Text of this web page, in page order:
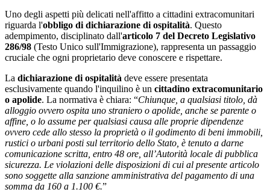
Uno degli aspetti più delicati nell'affitto a cittadini extracomunitari
riguarda l'obbligo di dichiarazione di ospitalità. Questo
adempimento, disciplinato dall'articolo 7 del Decreto Legislativo
286/98 (Testo Unico sull'Immigrazione), rappresenta un passaggio
cruciale che ogni proprietario deve conoscere e rispettare.
La dichiarazione di ospitalità deve essere presentata
esclusivamente quando l'inquilino è un cittadino extracomunitario
o apolide. La normativa è chiara: “Chiunque, a qualsiasi titolo, dà
alloggio ovvero ospita uno straniero o apolide, anche se parente o
affine, o lo assume per qualsiasi causa alle proprie dipendenze
ovvero cede allo stesso la proprietà o il godimento di beni immobili,
rustici o urbani posti sul territorio dello Stato, è tenuto a darne
comunicazione scritta, entro 48 ore, all’Autorità locale di pubblica
sicurezza. Le violazioni delle disposizioni di cui al presente articolo
sono soggette alla sanzione amministrativa del pagamento di una
somma da 160 a 1.100 €.”